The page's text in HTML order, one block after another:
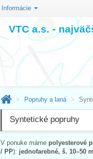
Informácie
VTC a.s. -
Popruhy a laná
Syntetické popruhy
V ponuke máme polyesterové
/ PP): jednofarebné, š. 10–50